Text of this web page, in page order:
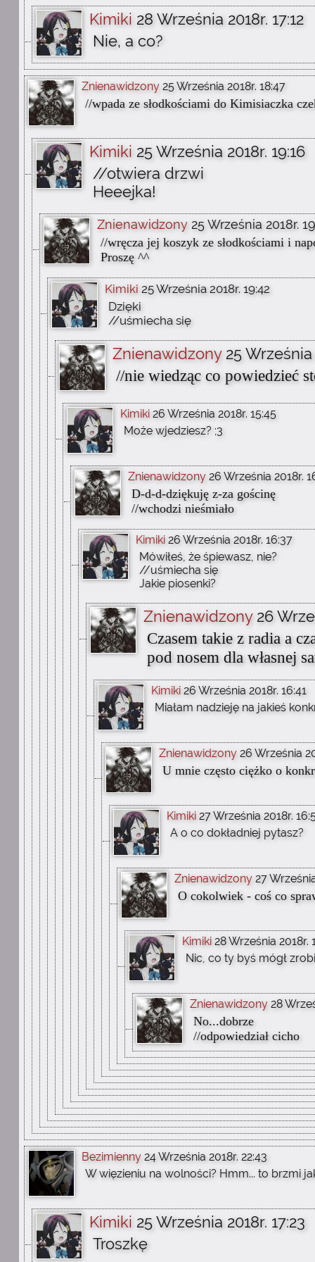
Kimiki 28 Września 2018r. 17:12
Nie, a co?
Znienawidzony 25 Września 2018r. 18:47
//wpada ze słodkościami do Kimisiaczka
Kimiki 25 Września 2018r. 19:16
//otwiera drzwi
Heeejka!
Znienawidzony 25 Września 2018r.
//wręcza jej koszyk ze słodkościami i
Proszę ^^
Kimiki 25 Września 2018r. 19:42
Dzięki
//uśmiecha się
Znienawidzony 25 Września
//nie wiedząc co powiedzieć
Kimiki 26 Września 2018r. 15:45
Może wjedziesz? ;3
Znienawidzony 26 Września 2018r.
D-d-d-dziękuję z-za gościnę
//wchodzi nieśmiało
Kimiki 26 Września 2018r. 16:37
Mówiłeś, że śpiewasz, nie?
//uśmiecha się
Jakie piosenki?
Znienawidzony 26
Czasem takie z radia a
pod nosem dla własnej
Kimiki 26 Września 2018r. 16:41
Miałam nadzieję na jakieś
Znienawidzony 26 Września
U mnie często ciężko o
Kimiki 27 Września 2018r.
A o co dokładniej pytasz?
Znienawidzony 27
O cokolwiek - coś co
Kimiki 28 Września 2018r.
Nic, co ty byś mógł
Znienawidzony 28
No...dobrze
//odpowiedział cicho
Bezimienny 24 Września 2018r. 22:43
W więzieniu na wolności? Hmm... to brzmi
Kimiki 25 Września 2018r. 17:23
Troszkę